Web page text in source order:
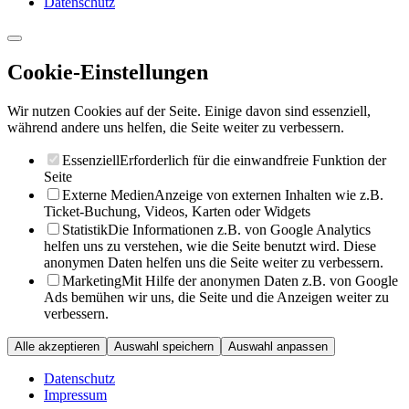
Cookie-Einstellungen
Wir nutzen Cookies auf der Seite. Einige davon sind essenziell,
während andere uns helfen, die Seite weiter zu verbessern.
EssenziellErforderlich für die einwandfreie Funktion der
Seite
Externe MedienAnzeige von externen Inhalten wie z.B.
Ticket-Buchung, Videos, Karten oder Widgets
StatistikDie Informationen z.B. von Google Analytics
helfen uns zu verstehen, wie die Seite benutzt wird. Diese
anonymen Daten helfen uns die Seite weiter zu verbessern.
MarketingMit Hilfe der anonymen Daten z.B. von Google
Ads bemühen wir uns, die Seite und die Anzeigen weiter zu
verbessern.
Alle akzeptieren Auswahl speichern Auswahl anpassen
Datenschutz
Impressum